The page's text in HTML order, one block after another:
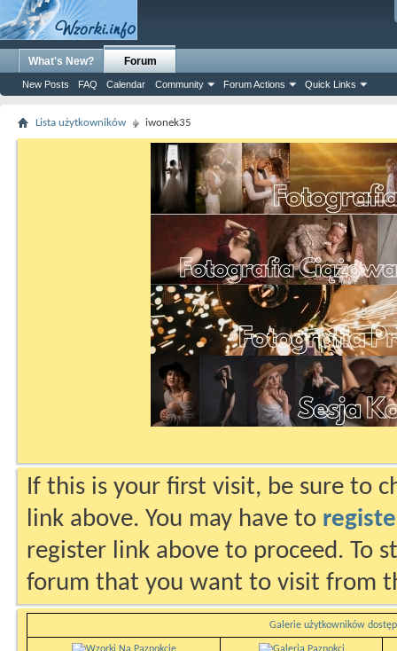
What's New? Forum
New Posts FAQ Calendar Community Forum Actions Quick Links
Lista użytkowników iwonek35
If this is your first visit, be sure to
link above. You may have to
register link above to proceed. To
forum that you want to visit from
Galerie użytkowników